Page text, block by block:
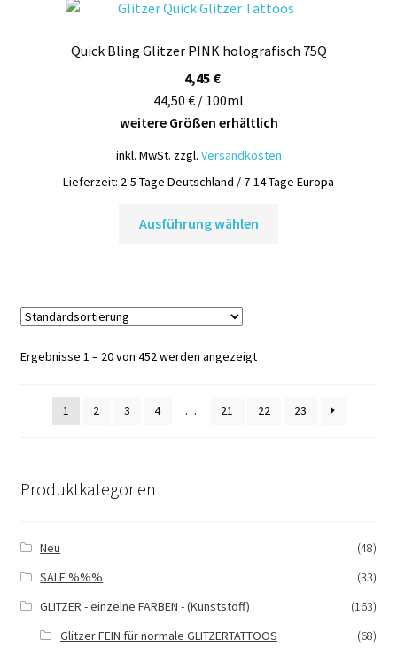
auf.
Optionen
gewählt
werden
Quick Bling Glitzer PINK holografisch 75Q
4,45 €
44,50 € / 100ml
weitere Größen erhältlich
inkl. MwSt. zzgl. Versandkosten
Lieferzeit: 2-5 Tage Deutschland / 7-14 Tage Europa
Ausführung wählen
auf
Ergebnisse 1 – 20 von 452 werden angezeigt
1 2 3 4 … 21 22 23
Produktkategorien
Neu
(48)
SALE %%%
(33)
GLITZER - einzelne FARBEN - (Kunststoff)
(163)
Glitzer FEIN für normale GLITZERTATTOOS
(68)